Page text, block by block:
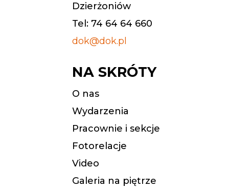
Dzierżoniów
Tel: 74 64 64 660
dok@dok.pl
NA SKRÓTY
O nas
Wydarzenia
Pracownie i sekcje
Fotorelacje
Video
Galeria na piętrze